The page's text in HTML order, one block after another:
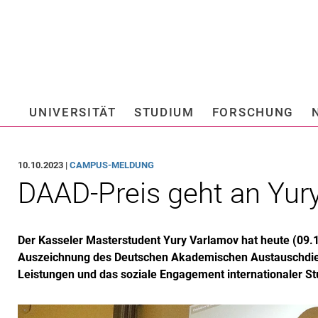
Springe direkt zu:
UNIVERSITÄT STUDIUM FORSCHUNG
10.10.2023 |CAMPUS-MELDUNG
DAAD-Preis geht an
Der Kasseler Masterstudent Yury Varlamov hat heute
Auszeichnung des Deutschen Akademischen
Leistungen und das soziale Engagement internationaler